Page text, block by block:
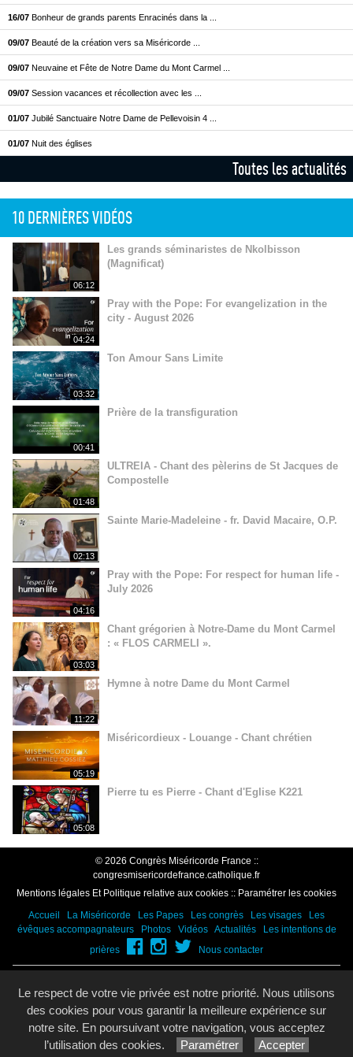
16/07 Bonheur de grands parents Enracinés dans la ...
09/07 Beauté de la création vers sa Miséricorde ...
09/07 Neuvaine et Fête de Notre Dame du Mont Carmel ...
09/07 Session vacances et récollection avec les ...
01/07 Jubilé Sanctuaire Notre Dame de Pellevoisin 4 ...
01/07 Nuit des églises
Toutes les actualités
10 DERNIÈRES VIDÉOS
06:12
Les grands séminaristes de Nkolbisson
(Magnificat)
04:24
Pray with the Pope: For evangelization in the
city - August 2026
03:32
Ton Amour Sans Limite
00:41
Prière de la transfiguration
01:48
ULTREIA - Chant des pèlerins de St Jacques de
Compostelle
02:13
Sainte Marie-Madeleine - fr. David Macaire, O.P.
04:16
Pray with the Pope: For respect for human life -
July 2026
03:03
Chant grégorien à Notre-Dame du Mont Carmel
: « FLOS CARMELI ».
11:22
Hymne à notre Dame du Mont Carmel
05:19
Miséricordieux - Louange - Chant chrétien
05:08
Pierre tu es Pierre - Chant d'Eglise K221
© 2026 Congrès Miséricorde France ::
congresmisericordefrance.catholique.fr
Mentions légales Et Politique relative aux cookies :: Paramétrer les cookies
Accueil
La Miséricorde Les Papes Les congrès Les visages
Les
évêques accompagnateurs
Photos Vidéos Actualités
Les intentions de
prières
Nous contacter
on line|Jeunes cathos|
Site réalisé avec leSystème de Gestion de Contenu (SGC)imagenia, créé
et développé en France parmémoire d'images.
Le respect de votre vie privée est notre priorité. Nous utilisons
des cookies pour vous garantir la meilleure expérience sur
notre site. En poursuivant votre navigation, vous acceptez
l’utilisation des cookies.
Paramétrer Accepter